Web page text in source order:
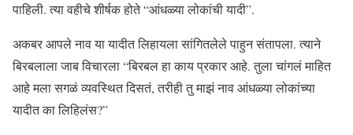
पाहिली. त्या वहीचे शीर्षक होते “आंधळ्या लोकांची यादी”.
अकबर आपले नाव या यादीत लिहायला सांगितलेले पाहुन संतापला. त्याने
बिरबलाला जाब विचारला “बिरबल हा काय प्रकार आहे. तुला चांगलं माहित
आहे मला सगळं व्यवस्थित दिसतं, तरीही तु माझं नाव आंधळ्या लोकांच्या
यादीत का लिहिलंस?”